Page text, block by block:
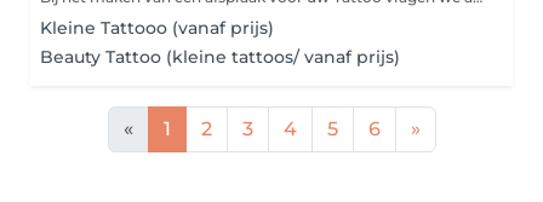
Kleine Tattooo (vanaf prijs)
Beauty Tattoo (kleine tattoos/ vanaf prijs)
« 1 2 3 4 5 6 »